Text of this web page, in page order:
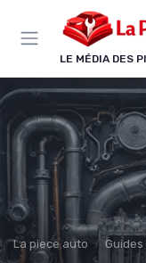
LE MÉDIA DES
La piece auto
Panneau de gestion